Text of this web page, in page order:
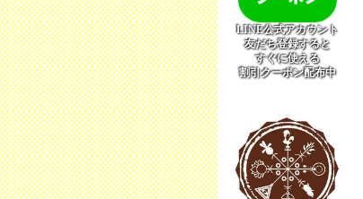
LINE公式アカウント
友だち登録すると
すぐに使える
割引クーポン配布中